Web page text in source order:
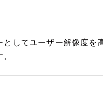
してユーザー解像度を